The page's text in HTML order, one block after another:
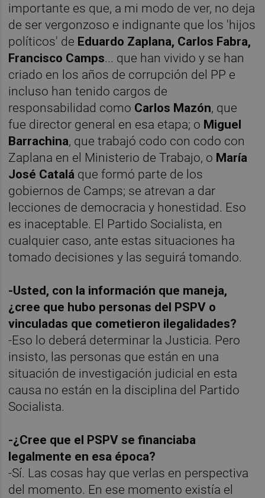
importante es que, a mi modo de ver, no deja
de ser vergonzoso e indignante que los 'hijos
políticos' de Eduardo Zaplana, Carlos Fabra,
Francisco Camps... que han vivido y se han
criado en los años de corrupción del PP e
incluso han tenido cargos de
responsabilidad como Carlos Mazón, que
fue director general en esa etapa; o Miguel
Barrachina, que trabajó codo con codo con
Zaplana en el Ministerio de Trabajo, o María
José Catalá que formó parte de los
gobiernos de Camps; se atrevan a dar
lecciones de democracia y honestidad. Eso
es inaceptable. El Partido Socialista, en
cualquier caso, ante estas situaciones ha
tomado decisiones y las seguirá tomando.
-Usted, con la información que maneja,
¿cree que hubo personas del PSPV o
vinculadas que cometieron ilegalidades?
-Eso lo deberá determinar la Justicia. Pero
insisto, las personas que están en una
situación de investigación judicial en esta
causa no están en la disciplina del Partido
Socialista.
-¿Cree que el PSPV se financiaba
legalmente en esa época?
-Sí. Las cosas hay que verlas en perspectiva
del momento. En ese momento existía el